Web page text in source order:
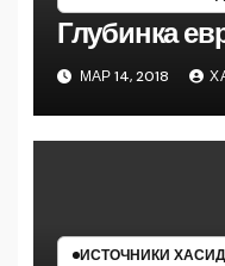
Глубинка
МАР 14, 2018
ИСТОЧНИКИ